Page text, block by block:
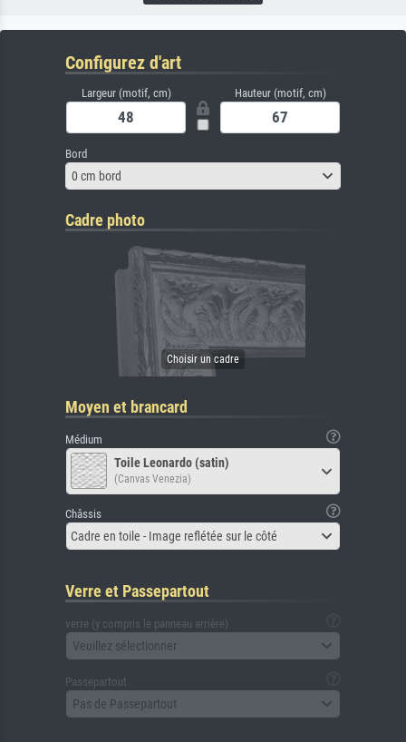
Configurez d'art
Largeur (motif, cm) Hauteur (motif, cm)
Bord
0 cm bord
Cadre photo
Moyen et brancard
Médium
Toile Leonardo (satin)
(Canvas Venezia)
Châssis
Cadre en toile - Image reflétée sur le côté
Verre et Passepartout
verre (y compris le panneau arrière)
Veuillez sélectionner
Passepartout
Pas de Passepartout